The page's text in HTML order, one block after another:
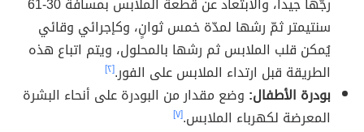
سنتيمتر ثمّ رشها لمدّة خمس ثوانٍ، وكإجرائي وقائي
يُمكن قلب الملابس ثم رشها بالمحلول، ويتم اتباع هذه
الطريقة قبل ارتداء الملابس على الفور.[٢]
بودرة الأطفال: وضع مقدار من البودرة على أنحاء البشرة
المعرضة لكهرباء الملابس.[٧]